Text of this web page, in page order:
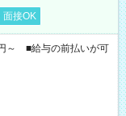
面接OK
～ ■給与の前払いが可